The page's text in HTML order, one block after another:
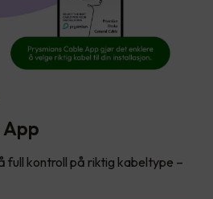
full kontroll på riktig kabeltype –